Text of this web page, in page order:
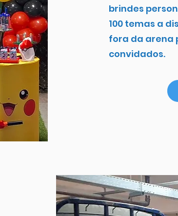
brindes
100 temas a
fora da arena
convidados.